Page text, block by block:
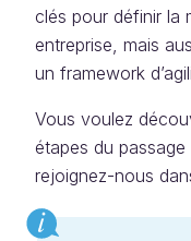
clés pour définir la
entreprise, mais
un framework
Vous voulez
étapes du passage
rejoignez-nous